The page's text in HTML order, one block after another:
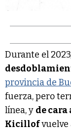
Durante el
provincia de
fuerza, pero
línea, y de cara
Kicillofvuelve